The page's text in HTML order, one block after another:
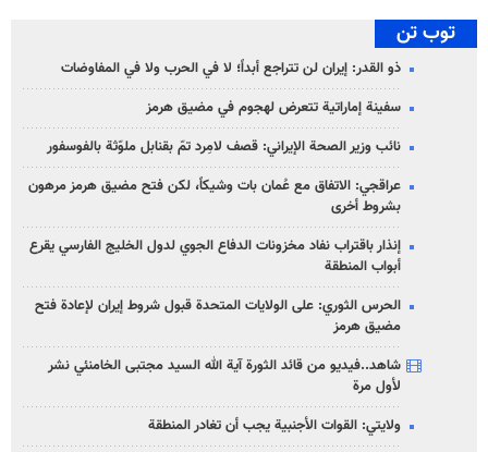
توب تن
ذو القدر: إيران لن تتراجع أبداً؛ لا في الحرب ولا في المفاوضات
سفينة إماراتية تتعرض لهجوم في مضيق هرمز
نائب وزير الصحة الإيراني: قصف لامِرد تمّ بقنابل ملوّثة بالفوسفور
عراقجي: الاتفاق مع عُمان بات وشيكاً، لكن فتح مضيق هرمز مرهون
بشروط أخرى
إنذار باقتراب نفاد مخزونات الدفاع الجوي لدول الخليج الفارسي يقرع
أبواب المنطقة
الحرس الثوري: على الولايات المتحدة قبول شروط إيران لإعادة فتح
مضيق هرمز
شاهد..فيديو من قائد الثورة آية الله السيد مجتبى الخامنئي نشر
لأول مرة
ولايتي: القوات الأجنبية يجب أن تغادر المنطقة